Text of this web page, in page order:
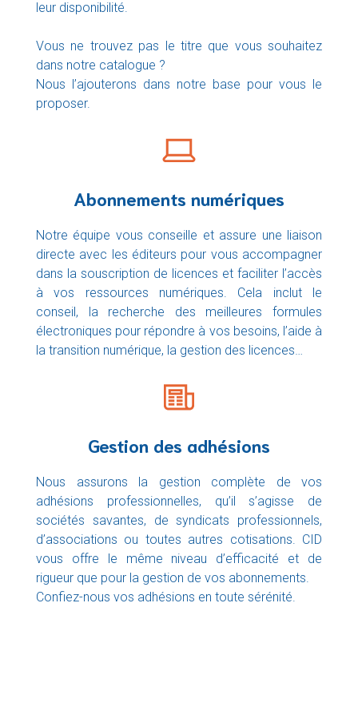
leur disponibilité.
Vous ne trouvez pas le titre que vous souhaitez
dans notre catalogue ?
Nous l’ajouterons dans notre base pour vous le
proposer.
Abonnements numériques
Notre équipe vous conseille et assure une liaison
directe avec les éditeurs pour vous accompagner
dans la souscription de licences et faciliter l’accès
à vos ressources numériques. Cela inclut le
conseil, la recherche des meilleures formules
électroniques pour répondre à vos besoins, l’aide à
la transition numérique, la gestion des licences…
Gestion des adhésions
Nous assurons la gestion complète de vos
adhésions professionnelles, qu’il s’agisse de
sociétés savantes, de syndicats professionnels,
d’associations ou toutes autres cotisations. CID
vous offre le même niveau d’efficacité et de
rigueur que pour la gestion de vos abonnements.
Confiez-nous vos adhésions en toute sérénité.